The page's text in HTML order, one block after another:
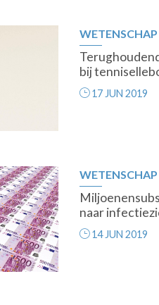
WETENSCHAP
bij
17 JUN 2019
WETENSCHAP
naar
14 JUN 2019